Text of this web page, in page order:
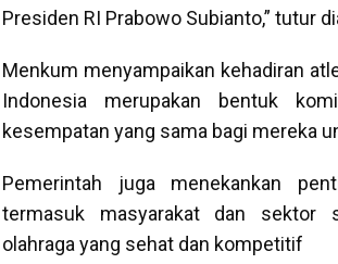
Presiden RI Prabowo Subianto,” tutur
Menkum menyampaikan kehadiran
Indonesia merupakan bentuk
kesempatan yang sama bagi mereka
Pemerintah juga menekankan
termasuk masyarakat dan sektor
olahraga yang sehat dan kompetitif